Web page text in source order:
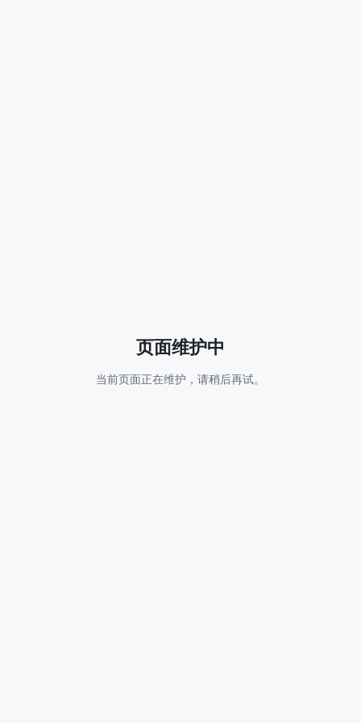
页面维护中
当前页面正在维护，请稍后再试。